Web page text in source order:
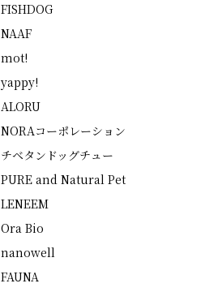
FISHDOG
NAAF
mot!
yappy!
ALORU
NORAコーポレーション
チベタンドッグチュー
PURE and Natural Pet
LENEEM
Ora Bio
nanowell
FAUNA